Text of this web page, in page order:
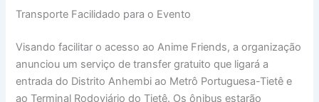
Transporte Facilidado para o Evento
Visando facilitar o acesso ao Anime Friends, a organização
anunciou um serviço de transfer gratuito que ligará a
entrada do Distrito Anhembi ao Metrô Portuguesa-Tietê e
ao Terminal Rodoviário do Tietê. Os ônibus estarão